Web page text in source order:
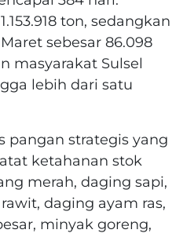
ton, sedangkan
sebesar 86.098
masyarakat Sulsel
lebih dari satu
pangan strategis yang
ketahanan stok
merah, daging sapi,
daging ayam ras,
minyak goreng,